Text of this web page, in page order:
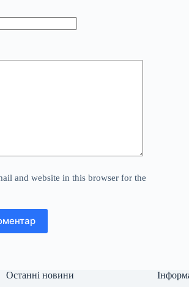
and website in this browser for the
Останні новини